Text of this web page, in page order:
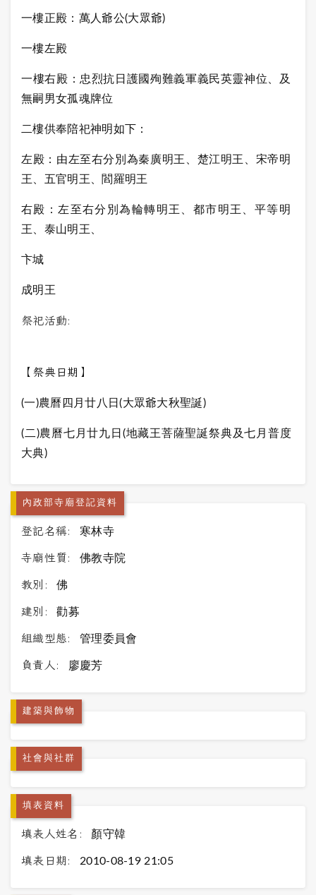
一樓正殿：萬人爺公(大眾爺)
一樓左殿
一樓右殿：忠烈抗日護國殉難義軍義民英靈神位、及
無嗣男女孤魂牌位
二樓供奉陪祀神明如下：
左殿：由左至右分別為秦廣明王、楚江明王、宋帝明
王、五官明王、閻羅明王
右殿：左至右分別為輪轉明王、都市明王、平等明
王、泰山明王、
卞城
成明王
祭祀活動:
【祭典日期】
(一)農曆四月廿八日(大眾爺大秋聖誕)
(二)農曆七月廿九日(地藏王菩薩聖誕祭典及七月普度
大典)
內政部寺廟登記資料
登記名稱: 寒林寺
寺廟性質: 佛教寺院
教別: 佛
建別: 勸募
組織型態: 管理委員會
負責人: 廖慶芳
建築與飾物
社會與社群
填表資料
填表人姓名: 顏守韓
填表日期: 2010-08-19 21:05